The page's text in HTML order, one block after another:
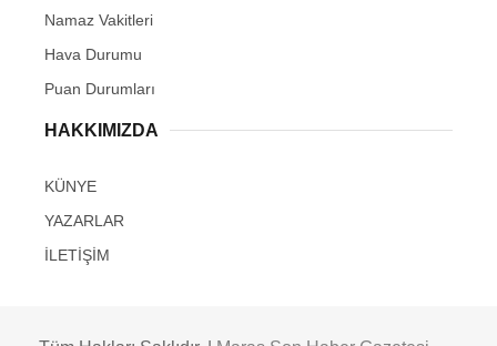
Namaz Vakitleri
Hava Durumu
Puan Durumları
HAKKIMIZDA
KÜNYE
YAZARLAR
İLETİŞİM